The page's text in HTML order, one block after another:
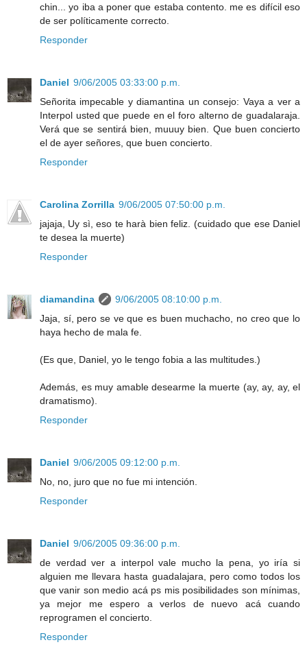
chin... yo iba a poner que estaba contento. me es difícil eso
de ser políticamente correcto.
Responder
Daniel 9/06/2005 03:33:00 p.m.
Señorita impecable y diamantina un consejo: Vaya a ver a
Interpol usted que puede en el foro alterno de guadalaraja.
Verá que se sentirá bien, muuuy bien. Que buen concierto
el de ayer señores, que buen concierto.
Responder
Carolina Zorrilla 9/06/2005 07:50:00 p.m.
jajaja, Uy sì, eso te harà bien feliz. (cuidado que ese Daniel
te desea la muerte)
Responder
diamandina
9/06/2005 08:10:00 p.m.
Jaja, sí, pero se ve que es buen muchacho, no creo que lo
haya hecho de mala fe.
(Es que, Daniel, yo le tengo fobia a las multitudes.)
Además, es muy amable desearme la muerte (ay, ay, ay, el
dramatismo).
Responder
Daniel 9/06/2005 09:12:00 p.m.
No, no, juro que no fue mi intención.
Responder
Daniel 9/06/2005 09:36:00 p.m.
de verdad ver a interpol vale mucho la pena, yo iría si
alguien me llevara hasta guadalajara, pero como todos los
que vanir son medio acá ps mis posibilidades son mínimas,
ya mejor me espero a verlos de nuevo acá cuando
reprogramen el concierto.
Responder